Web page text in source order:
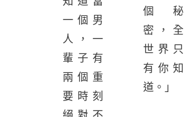
一個男
人，一
輩子有
兩個重
要時刻
個秘
密，全
世界只
有你知
道。」